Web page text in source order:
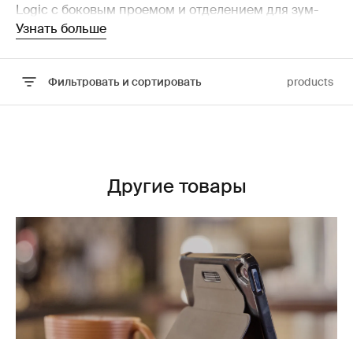
Logic с боковым проемом и отделением для зум-
объективов и других аксессуаров обеспечивают
Узнать больше
Фильтровать и сортировать products
Другие товары